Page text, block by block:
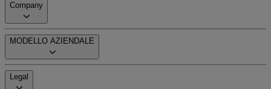
Company
MODELLO AZIENDALE
Legal